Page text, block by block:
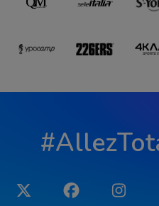
Twitter Facebook